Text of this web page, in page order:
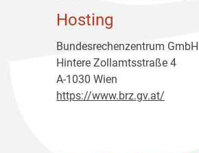
Hosting
Bundesrechenzentrum GmbH
Hintere Zollamtsstraße 4
A-1030 Wien
https://www.brz.gv.at/